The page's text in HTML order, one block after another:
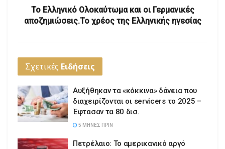
Το Ελληνικό Ολοκαύτωμα και οι Γερμανικές
αποζημιώσεις.Το χρέος της Ελληνικής ηγεσίας
Σχετικές Ειδήσεις
Αυξήθηκαν τα «κόκκινα» δάνεια που
διαχειρίζονται οι servicers το 2025 –
Έφτασαν τα 80 δισ.
5 ΜΉΝΕΣ ΠΡΙΝ
Πετρέλαιο: Το αμερικανικό αργό